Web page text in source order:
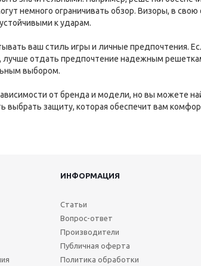
немного ограничивать обзор. Визоры, в
к ударам.
ваш стиль игры и личные предпочтения.
лучше отдать предпочтение надежным
выбором.
от бренда и модели, но вы можете
выбрать защиту, которая обеспечит вам
ИНФОРМАЦИЯ
Статьи
Вопрос-ответ
Производители
Публичная оферта
Политика обработки